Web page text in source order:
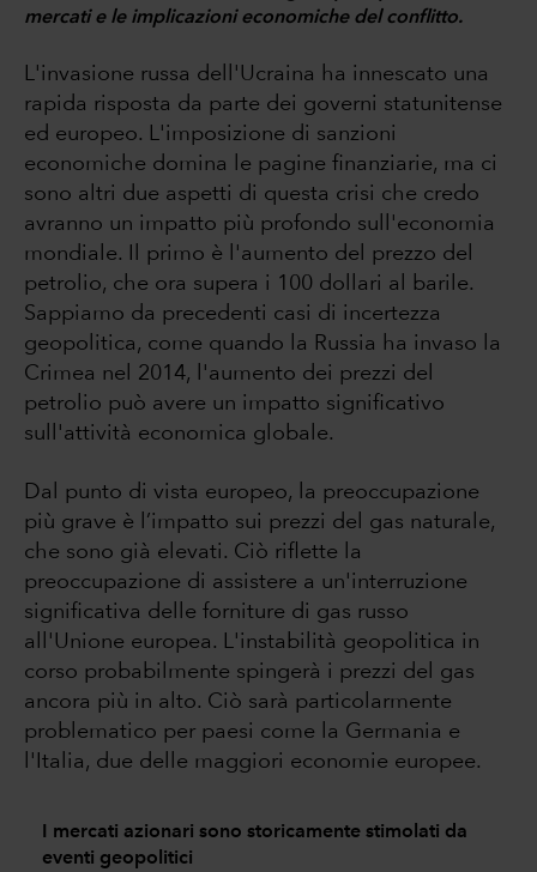
mercati e le implicazioni economiche del conflitto.
L'invasione russa dell'Ucraina ha innescato una
rapida risposta da parte dei governi statunitense
ed europeo. L'imposizione di sanzioni
economiche domina le pagine finanziarie, ma ci
sono altri due aspetti di questa crisi che credo
avranno un impatto più profondo sull'economia
mondiale. Il primo è l'aumento del prezzo del
petrolio, che ora supera i 100 dollari al barile.
Sappiamo da precedenti casi di incertezza
geopolitica, come quando la Russia ha invaso la
Crimea nel 2014, l'aumento dei prezzi del
petrolio può avere un impatto significativo
sull'attività economica globale.
Dal punto di vista europeo, la preoccupazione
più grave è l’impatto sui prezzi del gas naturale,
che sono già elevati. Ciò riflette la
preoccupazione di assistere a un'interruzione
significativa delle forniture di gas russo
all'Unione europea. L'instabilità geopolitica in
corso probabilmente spingerà i prezzi del gas
ancora più in alto. Ciò sarà particolarmente
problematico per paesi come la Germania e
l'Italia, due delle maggiori economie europee.
I mercati azionari sono storicamente stimolati da
eventi geopolitici